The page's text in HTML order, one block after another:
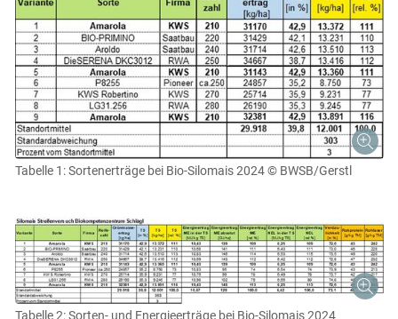
Tabelle 1: Sortenerträge bei Bio-Silomais 2024 © BWSB/Gerstl
Tabelle 2: Sorten- und Energieerträge bei Bio-Silomais 2024